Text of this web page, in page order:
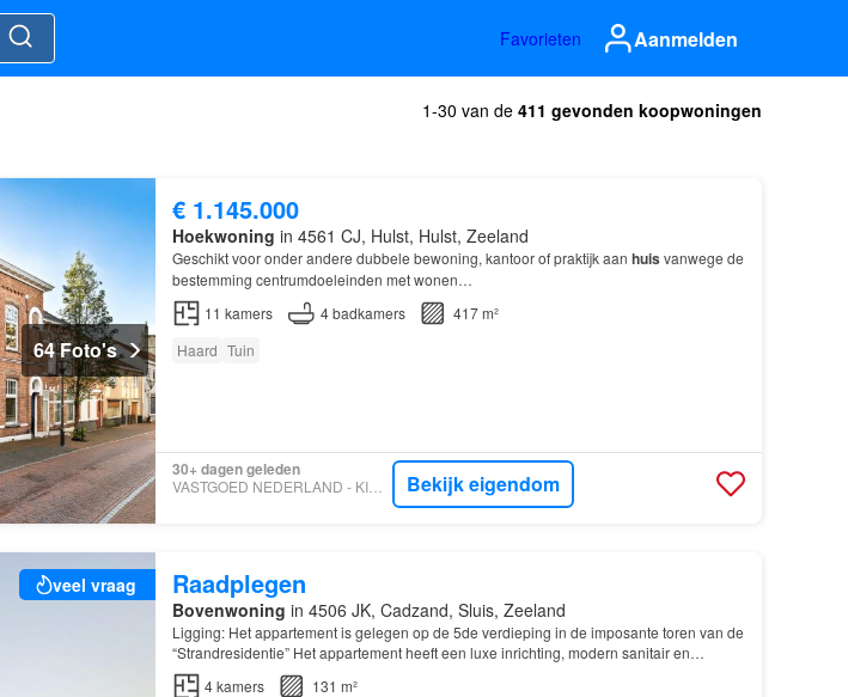
Favorieten Aanmelden
1-30 van de 411 gevonden koopwoningen
64 Foto's
€ 1.145.000
Hoekwoning in 4561 CJ, Hulst, Hulst, Zeeland
Geschikt voor onder andere dubbele bewoning, kantoor of praktijk aan huis vanwege de
bestemming centrumdoeleinden met wonen…
11 kamers 4badkamers
417 m²
Haard Tuin
30+ dagen geleden
VASTGOED NEDERLAND - KINDT & BIESBROECK MAKELAARDIJ Bekijk eigendom
veel vraag Raadplegen
Bovenwoning in 4506 JK, Cadzand, Sluis, Zeeland
Ligging: Het appartement is gelegen op de 5de verdieping in de imposante toren van de
“Strandresidentie” Het appartement heeft een luxe inrichting, modern sanitair en
keukenapparatuur van Miele…
4kamers
131 m²